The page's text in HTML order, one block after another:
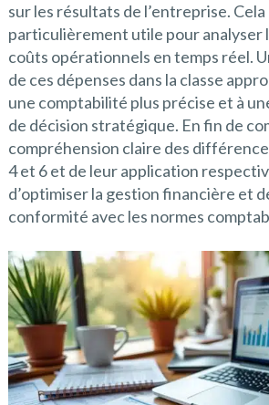
sur les résultats de l’entreprise. Cela
particulièrement utile pour analyser
coûts opérationnels en temps réel.
de ces dépenses dans la classe
une comptabilité plus précise et à
de décision stratégique. En fin de
compréhension claire des
4 et 6 et de leur application
d’optimiser la gestion financière et
conformité avec les normes